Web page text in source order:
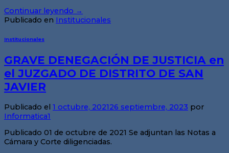
Continuar leyendo →
Publicado en Institucionales
Institucionales
GRAVE DENEGACIÓN DE JUSTICIA en
el JUZGADO DE DISTRITO DE SAN
JAVIER
Publicado el 1 octubre, 202126 septiembre, 2023 por
Informatica1
Publicado 01 de octubre de 2021 Se adjuntan las Notas a
Cámara y Corte diligenciadas.